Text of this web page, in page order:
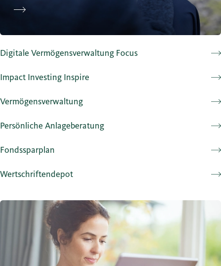
Digitale Vermögensverwaltung Focus
Impact Investing Inspire
Vermögensverwaltung
Persönliche Anlageberatung
Fondssparplan
Wertschriftendepot
Anlageinstrumente